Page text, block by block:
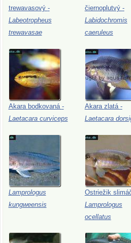
trewavasový -
Labeotropheus
trewavasae
čiernoplutvý -
Labidochromis
caeruleus
Akara bodkovaná -
Laetacara curviceps
Akara zlatá -
Laetacara
Lamprologus
kungweensis
Ostriežik
Lamprologus
ocellatus